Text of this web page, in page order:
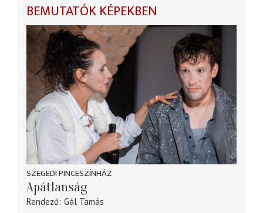
BEMUTATÓK KÉPEKBEN
SZEGEDI PINCESZÍNHÁZ
Apátlanság
Rendező Gál Tamás